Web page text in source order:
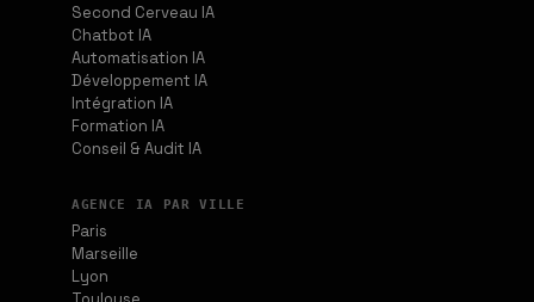
Second Cerveau IA
Chatbot IA
Automatisation IA
Développement IA
Intégration IA
Formation IA
Conseil & Audit IA
AGENCE IA PAR VILLE
Paris
Marseille
Lyon